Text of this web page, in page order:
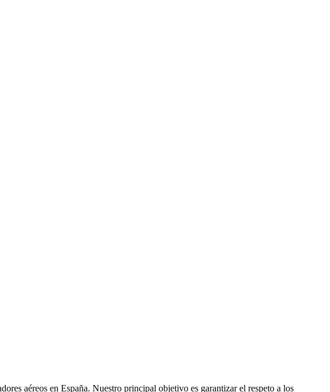
aéreos en España. Nuestro principal objetivo es garantizar el respeto a los